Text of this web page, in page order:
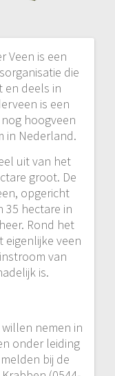
Veen is een
die
en deels in
is een
hoogveen
in Nederland.
uit van het
groot. De
opgericht
35 hectare in
Rond het
eigenlijke veen
van
is.
nemen in
onder leiding
bij de